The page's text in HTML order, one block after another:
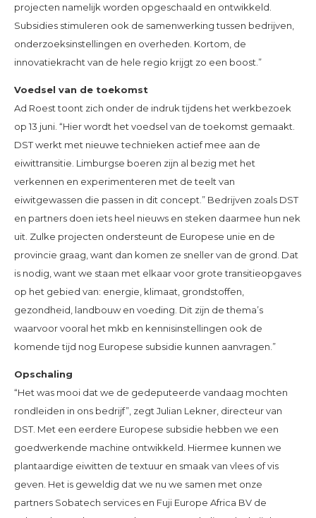
projecten namelijk worden opgeschaald en ontwikkeld.
Subsidies stimuleren ook de samenwerking tussen bedrijven,
onderzoeksinstellingen en overheden. Kortom, de
innovatiekracht van de hele regio krijgt zo een boost.”
Voedsel van de toekomst
Ad Roest toont zich onder de indruk tijdens het werkbezoek
op 13 juni. “Hier wordt het voedsel van de toekomst gemaakt.
DST werkt met nieuwe technieken actief mee aan de
eiwittransitie. Limburgse boeren zijn al bezig met het
verkennen en experimenteren met de teelt van
eiwitgewassen die passen in dit concept.” Bedrijven zoals DST
en partners doen iets heel nieuws en steken daarmee hun nek
uit. Zulke projecten ondersteunt de Europese unie en de
provincie graag, want dan komen ze sneller van de grond. Dat
is nodig, want we staan met elkaar voor grote transitieopgaves
op het gebied van: energie, klimaat, grondstoffen,
gezondheid, landbouw en voeding. Dit zijn de thema’s
waarvoor vooral het mkb en kennisinstellingen ook de
komende tijd nog Europese subsidie kunnen aanvragen.”
Opschaling
“Het was mooi dat we de gedeputeerde vandaag mochten
rondleiden in ons bedrijf”, zegt Julian Lekner, directeur van
DST. Met een eerdere Europese subsidie hebben we een
goedwerkende machine ontwikkeld. Hiermee kunnen we
plantaardige eiwitten de textuur en smaak van vlees of vis
geven. Het is geweldig dat we nu we samen met onze
partners Sobatech services en Fuji Europe Africa BV de